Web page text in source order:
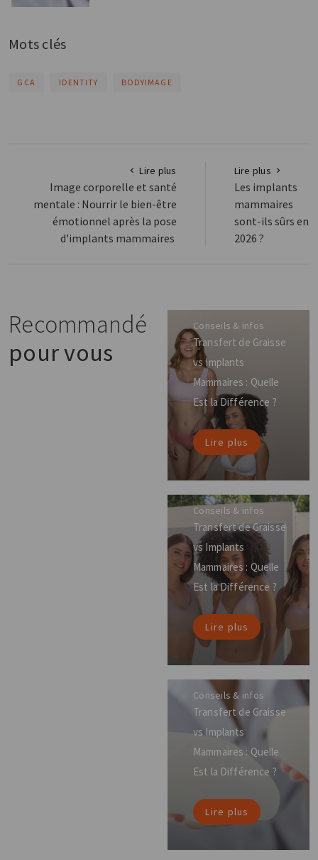
Mots clés
GCA IDENTITY BODYIMAGE
Lire plus
Image corporelle et santé
mentale : Nourrir le bien-être
émotionnel après la pose
d'implants mammaires
Lire plus
Les implants
mammaires
sont-ils sûrs en
2026 ?
Recommandé
pour vous
Conseils & infos
Transfert de Graisse
vs Implants
Mammaires : Quelle
Est la Différence ?
Lire plus
Conseils & infos
Transfert de Graisse
vs Implants
Mammaires : Quelle
Est la Différence ?
Lire plus
Conseils & infos
Transfert de Graisse
vs Implants
Mammaires : Quelle
Est la Différence ?
Lire plus